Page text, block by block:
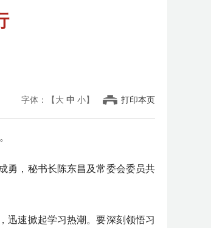
字体：【大 中 小】 打印本页
勇，秘书长陈东昌及常委会委员共
迅速掀起学习热潮。要深刻领悟习